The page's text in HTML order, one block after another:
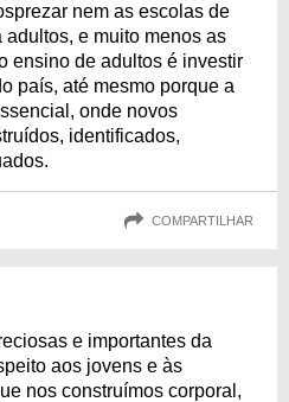
nem as escolas de
e muito menos as
ensino de adultos é investir
país, até mesmo porque a
onde novos
identificados,
COMPARTILHAR
e importantes da
aos jovens e às
nos construímos corporal,